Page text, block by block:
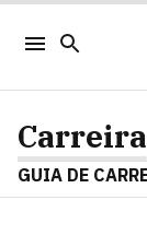
Carreira
GUIA DE